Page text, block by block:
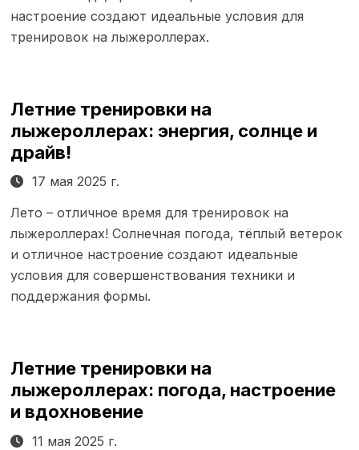
настроение создают идеальные условия для
тренировок на лыжероллерах.
Летние тренировки на
лыжероллерах: энергия, солнце и
драйв!
17 мая 2025 г.
Лето – отличное время для тренировок на
лыжероллерах! Солнечная погода, тёплый ветерок
и отличное настроение создают идеальные
условия для совершенствования техники и
поддержания формы.
Летние тренировки на
лыжероллерах: погода, настроение
и вдохновение
11 мая 2025 г.